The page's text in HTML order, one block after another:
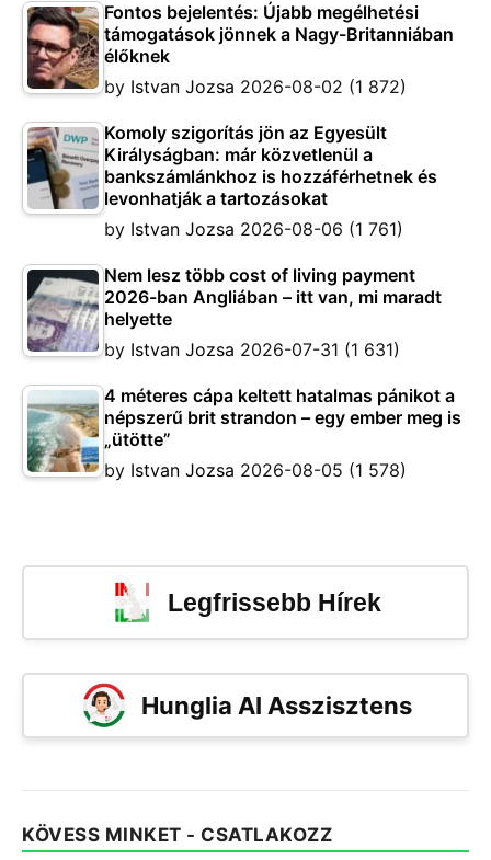
Fontos bejelentés: Újabb megélhetési
támogatások jönnek a Nagy-Britanniában
élőknek
by Istvan Jozsa 2026-08-02 (1 872)
Komoly szigorítás jön az Egyesült
Királyságban: már közvetlenül a
bankszámlánkhoz is hozzáférhetnek és
levonhatják a tartozásokat
by Istvan Jozsa 2026-08-06 (1 761)
Nem lesz több cost of living payment
2026-ban Angliában – itt van, mi maradt
helyette
by Istvan Jozsa 2026-07-31 (1 631)
4 méteres cápa keltett hatalmas pánikot a
népszerű brit strandon – egy ember meg is
„ütötte”
by Istvan Jozsa 2026-08-05 (1 578)
Legfrissebb Hírek
Hunglia AI Asszisztens
KÖVESS MINKET - CSATLAKOZZ